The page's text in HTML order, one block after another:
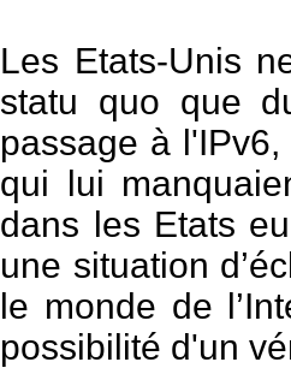
Les Etats-Unis
statu quo que
passage à
qui lui
dans les Etats
une situation
le monde de
possibilité d'un